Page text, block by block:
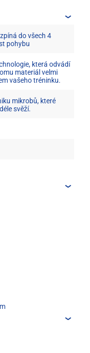
do všech 4
pohybu
která odvádí
materiál velmi
vašeho tréninku.
mikrobů, které
svěží.